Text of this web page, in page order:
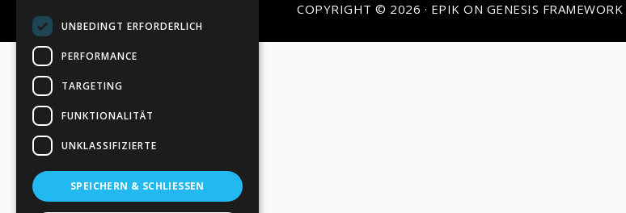
COPYRIGHT © 2026 · EPIK ON GENESIS FRAMEWORK
UNBEDINGT ERFORDERLICH
PERFORMANCE
TARGETING
FUNKTIONALITÄT
UNKLASSIFIZIERTE
SPEICHERN & SCHLIESSEN